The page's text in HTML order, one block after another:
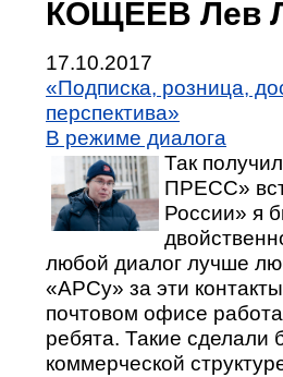
КОЩЕЕВ Лев
17.10.2017
«Подписка, розница,
перспектива»
В режиме диалога
Так
ПРЕСС»
России» я
любой диалог лучше
«АРСу» за эти
почтовом офисе
ребята. Такие сделали
коммерческой